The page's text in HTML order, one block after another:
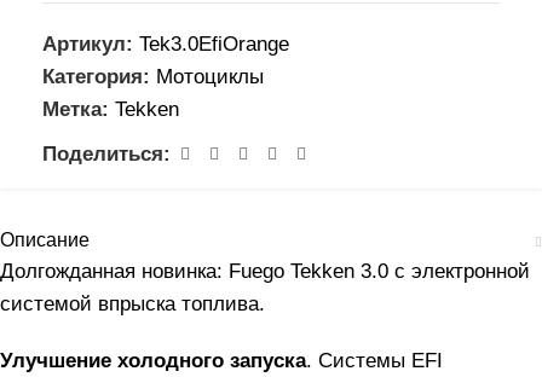
Артикул: Tek3.0EfiOrange
Категория: Мотоциклы
Метка: Tekken
Поделиться:
Описание
Долгожданная новинка: Fuego Tekken 3.0 с электронной
системой впрыска топлива.
Улучшение холодного запуска. Системы EFI